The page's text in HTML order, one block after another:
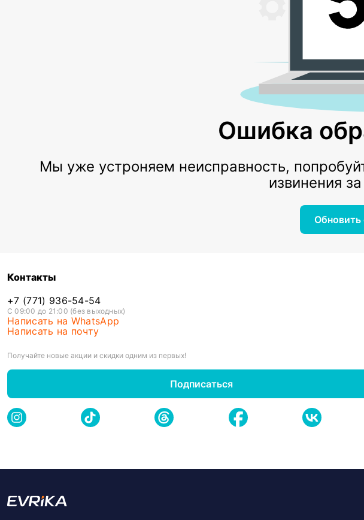
Ошибка
Мы уже устроняем неисправность,
извинения
Обновить
Контакты
+7 (771) 936-54-54
С 09:00 до 21:00 (без выходных)
Написать на WhatsApp
Написать на почту
Получайте новые акции и скидки одним из первых!
Подписаться